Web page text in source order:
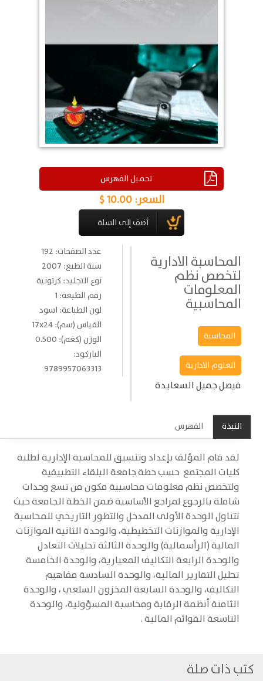
تحميل الفهرس
السعر:10.00 $
المحاسبة الادارية
لتخصص نظم
المعلومات
المحاسبية
المحاسبة
العلوم الادارية
فيصل جميل السعايدة
عدد الصفحات: 192
سنة الطبع: 2007
نوع التجليد: كرتونية
رقم الطبعة: 1
لون الطباعة: اسود
القياس (سم): 17x24
الوزن (كغم): 0.500
الباركود:
9789957063313
النبذة الفهرس
لقد قام المؤلف بإعداد وتنسيق للمحاسبة الإدارية لطلبة
كليات المجتمع حسب خطة جامعة البلقاء التطبيقية
ولتخصص نظم معلومات محاسبية مكون من تسع وحدات
شاملة بالرجوع لمراجع الأساسية ضمن الخطة الجامعة حيث
تتناول الوحدة الأولى المدخل والتطور التاريخي للمحاسبة
الإدارية والموازنات التخطيطية، والوحدة الثانية الموازنات
المالية (الرأسمالية) والوحدة الثالثة تحليلات التعادل
والوحدة الرابعة التكاليف المعيارية، والوحدة الخامسة
تحليل التقارير المالية، والوحدة السادسة مفاهيم
التكاليف، والوحدة السابعة المخزون السلعي ، والوحدة
الثامنة أنظمة الرقابة ومحاسبة المسؤولية، والوحدة
التاسعة القوائم المالية .
كتب ذات صلة